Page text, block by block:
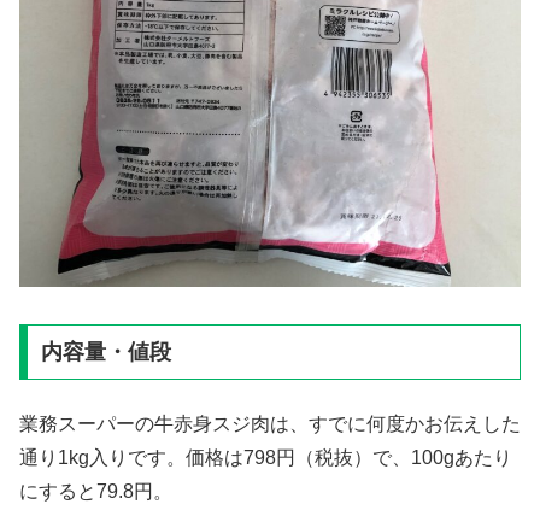
内容量・値段
業務スーパーの牛赤身スジ肉は、すでに何度かお伝えした
通り1kg入りです。価格は798円（税抜）で、100gあたり
にすると79.8円。